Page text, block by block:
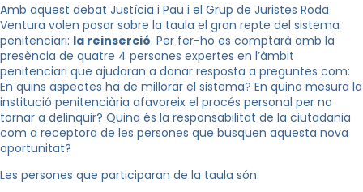
Amb aquest debat Justícia i Pau i el Grup de Juristes Roda
Ventura volen posar sobre la taula el gran repte del sistema
penitenciari: la reinserció. Per fer-ho es comptarà amb la
presència de quatre 4 persones expertes en l’àmbit
penitenciari que ajudaran a donar resposta a preguntes com:
En quins aspectes ha de millorar el sistema? En quina mesura la
institució penitenciària afavoreix el procés personal per no
tornar a delinquir? Quina és la responsabilitat de la ciutadania
com a receptora de les persones que busquen aquesta nova
oportunitat?
Les persones que participaran de la taula són: